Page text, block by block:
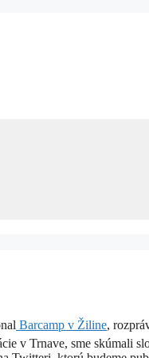
Barcamp v Žiline,
v Trnave, sme skúmali